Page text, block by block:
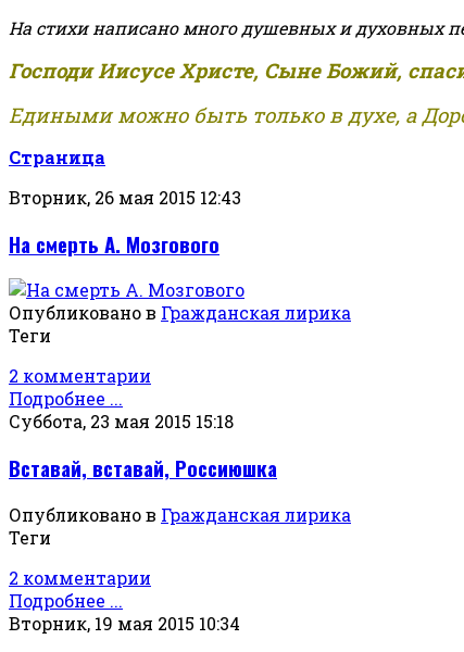
На стихи написано много душевных и духовных
Господи Иисусе Христе, Сыне Божий,
Едиными можно быть только в духе, а
Страница
Вторник, 26 мая 2015 12:43
На смерть А. Мозгового
Опубликовано в Гражданская лирика
Теги
2 комментарии
Подробнее ...
Суббота, 23 мая 2015 15:18
Вставай, вставай, Россиюшка
Опубликовано в Гражданская лирика
Теги
2 комментарии
Подробнее ...
Вторник, 19 мая 2015 10:34